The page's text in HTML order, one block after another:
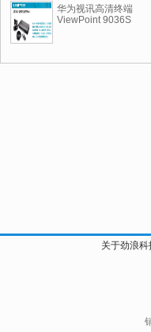
华为视讯高清终端
ViewPoint 9036S
关于劲浪科